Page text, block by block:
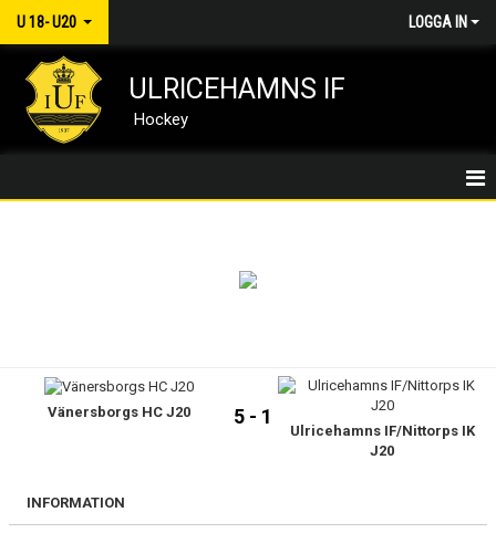
U 18- U20 LOGGA IN
ULRICEHAMNS IF
Hockey
TRUPPENVänersborgs HC J20 5 - 1
Ulricehamns IF/Nittorps IK
J20
INFORMATION